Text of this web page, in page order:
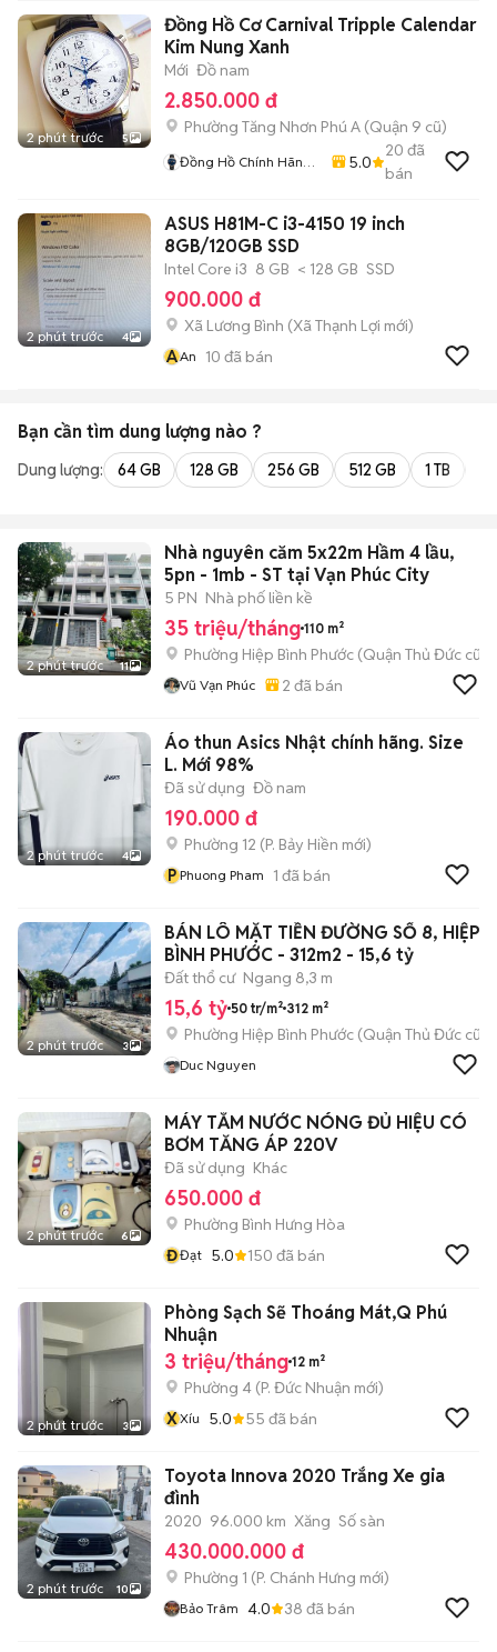
2 phút trước 5
Đồng Hồ Cơ Carnival Tripple Calendar
Kim Nung Xanh
Mới Đồ nam
2.850.000 đ
Phường Tăng Nhơn Phú A (Quận 9 cũ)
Đồng Hồ Chính Hãng
5.0
20 đã
bán
2 phút trước 4
ASUS H81M-C i3-4150 19 inch
8GB/120GB SSD
Intel Core i3 8 GB < 128 GB SSD
900.000 đ
Xã Lương Bình (Xã Thạnh Lợi mới)
AAn 10 đã bán
Bạn cần tìm dung lượng nào ?
Dung lượng: 64 GB 128 GB 256 GB 512 GB 1 TB
2 phút trước 11
Nhà nguyên căm 5x22m Hầm 4 lầu,
5pn - 1mb - ST tại Vạn Phúc City
5 PN Nhà phố liền kề
35 triệu/tháng 110 m²
Phường Hiệp Bình Phước (Quận Thủ Đức cũ)
Vũ Vạn Phúc 2 đã bán
2 phút trước 4
Áo thun Asics Nhật chính hãng. Size
L. Mới 98%
Đã sử dụng Đồ nam
190.000 đ
Phường 12 (P. Bảy Hiền mới)
P Phuong Pham 1 đã bán
2 phút trước 3
BÁN LÔ MẶT TIỀN ĐƯỜNG SỐ 8, HIỆP
BÌNH PHƯỚC - 312m2 - 15,6 tỷ
Đất thổ cư Ngang 8,3 m
15,6 tỷ 50 tr/m² 312 m²
Phường Hiệp Bình Phước (Quận Thủ Đức cũ)
Duc Nguyen
2 phút trước 6
MÁY TẮM NƯỚC NÓNG ĐỦ HIỆU CÓ
BƠM TĂNG ÁP 220V
Đã sử dụng Khác
650.000 đ
Phường Bình Hưng Hòa
ĐĐạt 5.0 150 đã bán
2 phút trước 3
Phòng Sạch Sẽ Thoáng Mát,Q Phú
Nhuận
3 triệu/tháng 12 m²
Phường 4 (P. Đức Nhuận mới)
XXíu 5.0 55 đã bán
2 phút trước 10
Toyota Innova 2020 Trắng Xe gia
đình
2020 96.000 km Xăng Số sàn
430.000.000 đ
Phường 1 (P. Chánh Hưng mới)
Bảo Trâm 4.0 38 đã bán